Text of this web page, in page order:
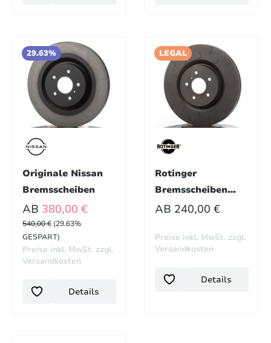
29.63%
Originale Nissan
Bremsscheiben
VERKAUFSPREIS:
AB 380,00 €
REGULÄRER PREIS:
540,00 € (29.63%
GESPART)
Preise inkl. MwSt. zzgl.
Versandkosten
Details
LEGAL
Rotinger
Bremsscheiben
370Z
REGULÄRER PREIS:
AB 240,00 €
Preise inkl. MwSt. zzgl.
Versandkosten
Details